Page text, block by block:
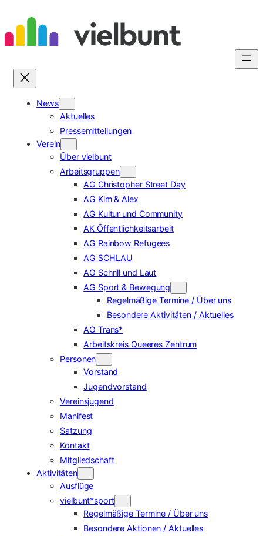
Inhalt
springen
News
Aktuelles
Pressemitteilungen
Verein
Über vielbunt
Arbeitsgruppen
AG Christopher Street Day
AG Kim & Alex
AG Kultur und Community
AK Öffentlichkeitsarbeit
AG Rainbow Refugees
AG SCHLAU
AG Schrill und Laut
AG Sport & Bewegung
Regelmäßige Termine / Über uns
Besondere Aktivitäten / Aktuelles
AG Trans*
Arbeitskreis Queeres Zentrum
Personen
Vorstand
Jugendvorstand
Vereinsjugend
Manifest
Satzung
Kontakt
Mitgliedschaft
Aktivitäten
Ausflüge
vielbunt*sport
Regelmäßige Termine / Über uns
Besondere Aktionen / Aktuelles